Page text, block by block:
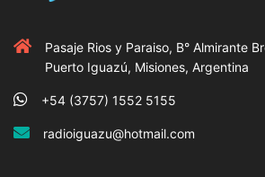
Pasaje Rios y Paraiso, B° Almirante
Puerto Iguazú, Misiones, Argentina
+54 (3757) 1552 5155
radioiguazu@hotmail.com